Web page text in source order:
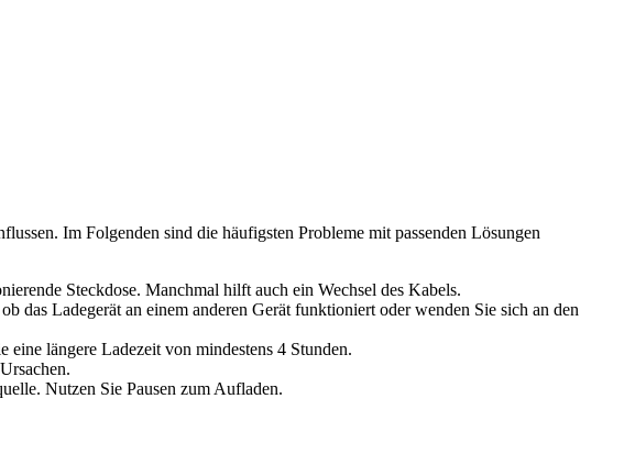
Im Folgenden sind die häufigsten Probleme mit passenden Lösungen
Steckdose. Manchmal hilft auch ein Wechsel des Kabels.
das Ladegerät an einem anderen Gerät funktioniert oder wenden Sie sich an den
längere Ladezeit von mindestens 4 Stunden.
Nutzen Sie Pausen zum Aufladen.